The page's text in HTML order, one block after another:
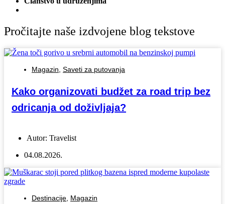
Pročitajte naše izdvojene blog tekstove
Magazin Saveti za putovanja
Kako organizovati budžet za road trip bez
odricanja od doživljaja?
Autor: Travelist
04.08.2026.
Destinacije Magazin